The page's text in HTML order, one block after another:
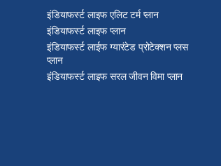
इंडियाफर्स्ट लाइफ एलिट टर्म प्लान
इंडियाफर्स्ट लाइफ प्लान
इंडियाफर्स्ट लाईफ ग्यारंटेड प्रोटेक्शन प्लस
प्लान
इंडियाफर्स्ट लाइफ सरल जीवन विमा प्लान